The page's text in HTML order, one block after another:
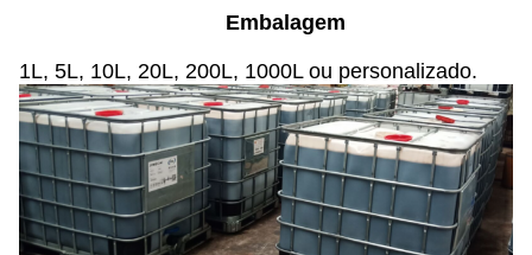
Embalagem
1L, 5L, 10L, 20L, 200L, 1000L ou personalizado.